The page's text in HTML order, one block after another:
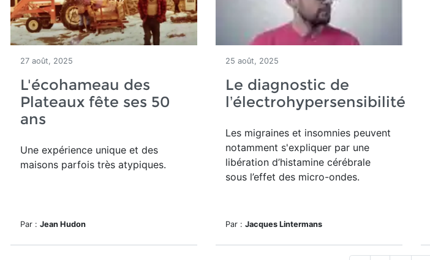
27 août, 2025
L'écohameau des
Plateaux fête ses 50
ans
Une expérience unique et des
maisons parfois très atypiques.
Par : Jean Hudon
25 août, 2025
Le diagnostic de
l’électrohypersensibilité
Les migraines et insomnies peuvent
notamment s'expliquer par une
libération d’histamine cérébrale
sous l’effet des micro-ondes.
Par : Jacques Lintermans